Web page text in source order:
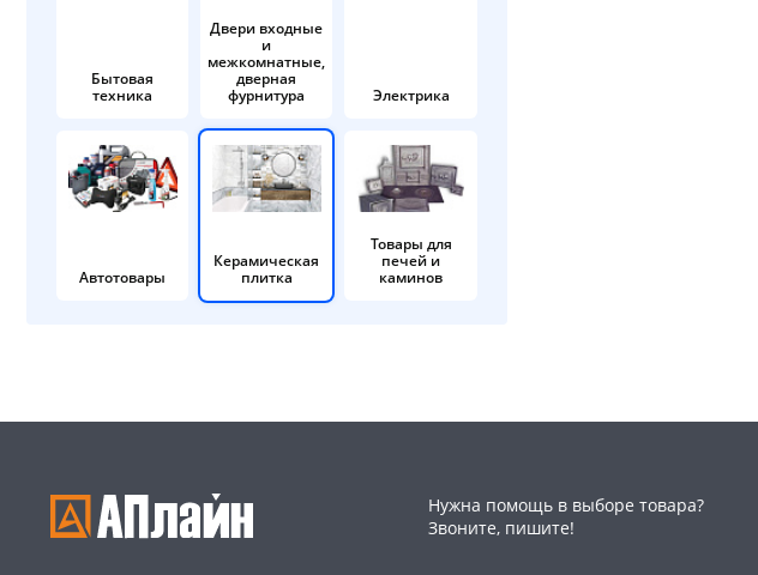
Бытовая
техника
Двери входные
и
межкомнатные,
дверная
фурнитура
Электрика
Автотовары
Керамическая
плитка
Товары для
печей и
каминов
Нужна помощь в выборе товара?
Звоните, пишите!